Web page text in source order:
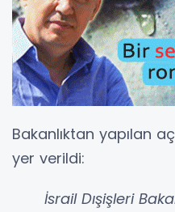
Bakanlıktan yapılan
yer verildi:
İsrail Dışişleri